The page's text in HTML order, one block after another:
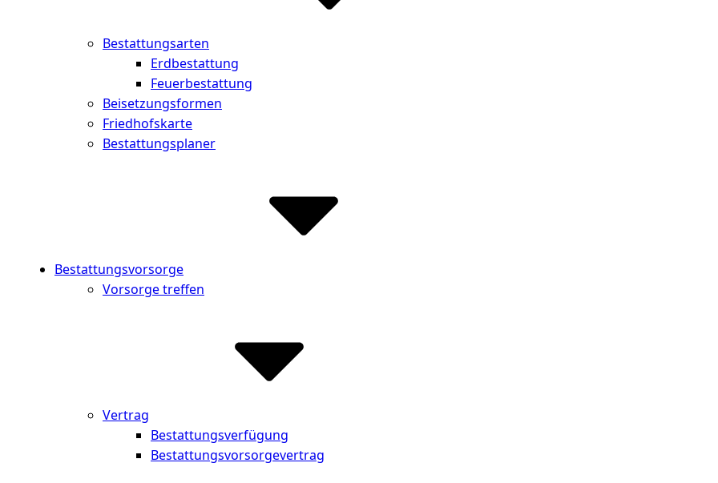
Bestattungsarten
Erdbestattung
Feuerbestattung
Beisetzungsformen
Friedhofskarte
Bestattungsplaner
Bestattungsvorsorge
Vorsorge treffen
Vertrag
Bestattungsverfügung
Bestattungsvorsorgevertrag